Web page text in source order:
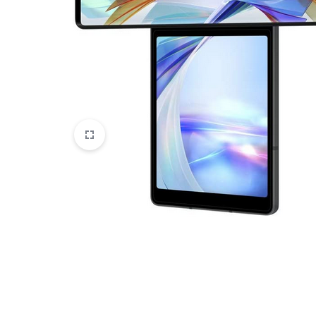
HTC
Huawei
Lenovo
Microsoft
Motorola